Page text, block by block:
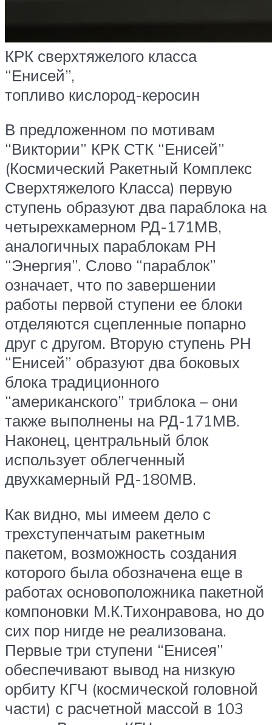
КРК сверхтяжелого класса
“Енисей”,
топливо кислород-керосин
В предложенном по мотивам
“Виктории” КРК СТК “Енисей”
(Космический Ракетный Комплекс
Сверхтяжелого Класса) первую
ступень образуют два параблока на
четырехкамерном РД-171МВ,
аналогичных параблокам РН
“Энергия”. Слово “параблок”
означает, что по завершении
работы первой ступени ее блоки
отделяются сцепленные попарно
друг с другом. Вторую ступень РН
“Енисей” образуют два боковых
блока традиционного
“американского” триблока – они
также выполнены на РД-171МВ.
Наконец, центральный блок
использует облегченный
двухкамерный РД-180МВ.
Как видно, мы имеем дело с
трехступенчатым ракетным
пакетом, возможность создания
которого была обозначена еще в
работах основоположника пакетной
компоновки М.К.Тихонравова, но до
сих пор нигде не реализована.
Первые три ступени “Енисея”
обеспечивают вывод на низкую
орбиту КГЧ (космической головной
части) с расчетной массой в 103